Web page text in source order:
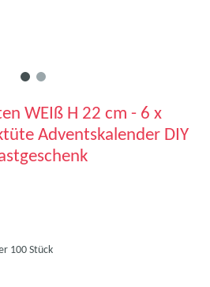
WEIß H 22 cm - 6 x
Adventskalender DIY
100 Stück